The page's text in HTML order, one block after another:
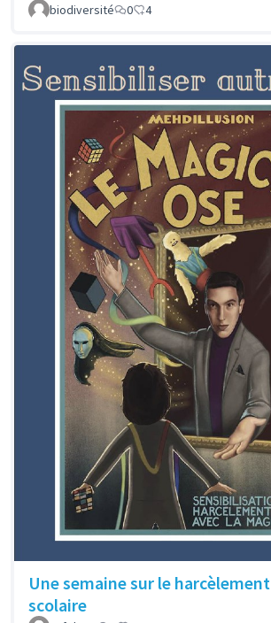
biodiversité 0 4
Une semaine sur le harcèlement
scolaire